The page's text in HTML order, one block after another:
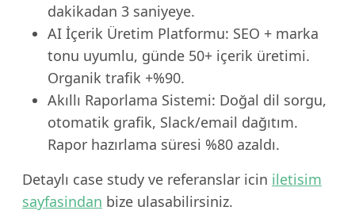
dakikadan 3 saniyeye.
AI İçerik Üretim Platformu: SEO + marka
tonu uyumlu, günde 50+ içerik üretimi.
Organik trafik +%90.
Akıllı Raporlama Sistemi: Doğal dil sorgu,
otomatik grafik, Slack/email dağıtım.
Rapor hazırlama süresi %80 azaldı.
Detaylı case study ve referanslar icin iletisim
sayfasindan bize ulasabilirsiniz.